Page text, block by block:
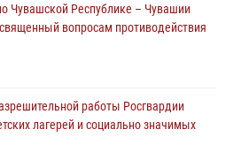
Чувашской Республике – Чувашии
вопросам противодействия
работы Росгвардии
лагерей и социально значимых